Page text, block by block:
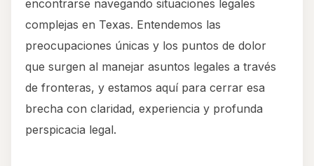
encontrarse navegando situaciones legales
complejas en Texas. Entendemos las
preocupaciones únicas y los puntos de dolor
que surgen al manejar asuntos legales a través
de fronteras, y estamos aquí para cerrar esa
brecha con claridad, experiencia y profunda
perspicacia legal.